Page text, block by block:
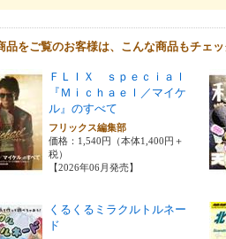
品をご覧のお客様は、こんな商品もチェッ
ＦＬＩＸ ｓｐｅｃｉａｌ
『Ｍｉｃｈａｅｌ／マイケ
ル』のすべて
フリックス編集部
価格：1,540円（本体1,400円＋
税）
【2026年06月発売】
くるくるミラクルトルネー
ド